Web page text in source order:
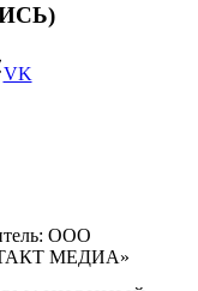
VK
ООО
МЕДИА»